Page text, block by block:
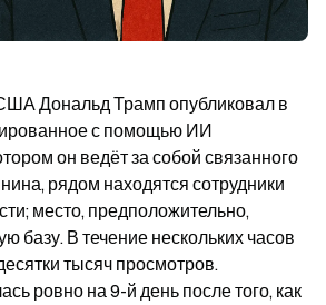
Дональд Трамп опубликовал в
с помощью ИИ
он ведёт за собой связанного
рядом находятся сотрудники
место, предположительно,
базу. В течение нескольких часов
тысяч просмотров.
ровно на 9-й день после того, как